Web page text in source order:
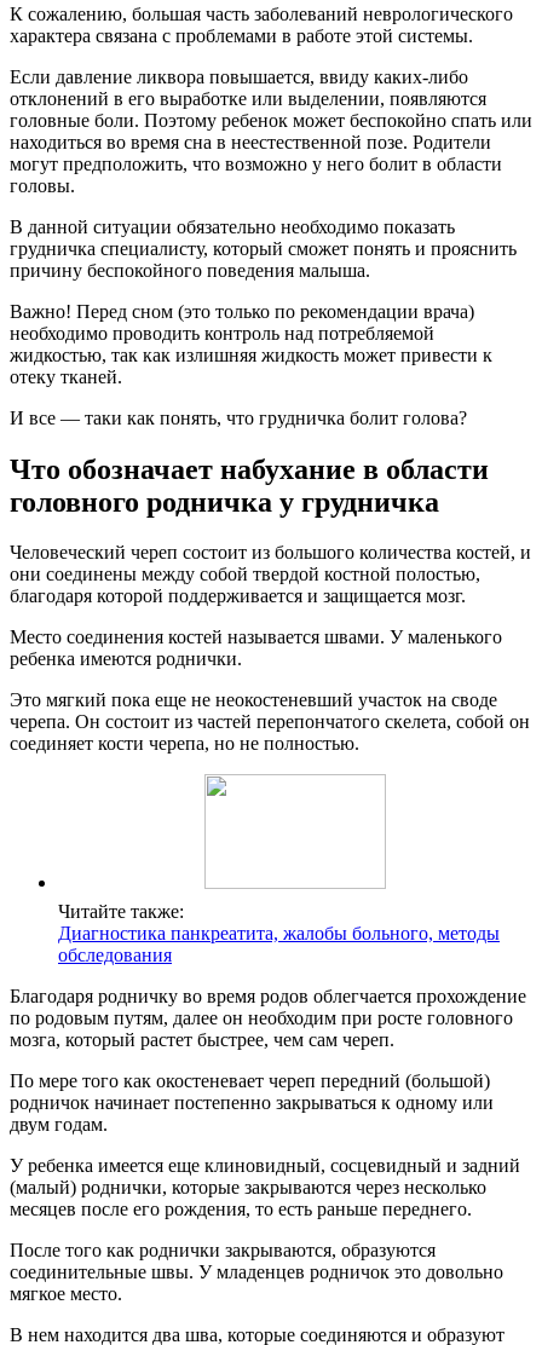
К сожалению, большая часть заболеваний неврологического
характера связана с проблемами в работе этой системы.
Если давление ликвора повышается, ввиду каких-либо
отклонений в его выработке или выделении, появляются
головные боли. Поэтому ребенок может беспокойно спать или
находиться во время сна в неестественной позе. Родители
могут предположить, что возможно у него болит в области
головы.
В данной ситуации обязательно необходимо показать
грудничка специалисту, который сможет понять и прояснить
причину беспокойного поведения малыша.
Важно! Перед сном (это только по рекомендации врача)
необходимо проводить контроль над потребляемой
жидкостью, так как излишняя жидкость может привести к
отеку тканей.
И все — таки как понять, что грудничка болит голова?
Что обозначает набухание в области
головного родничка у грудничка
Человеческий череп состоит из большого количества костей, и
они соединены между собой твердой костной полостью,
благодаря которой поддерживается и защищается мозг.
Место соединения костей называется швами. У маленького
ребенка имеются роднички.
Это мягкий пока еще не неокостеневший участок на своде
черепа. Он состоит из частей перепончатого скелета, собой он
соединяет кости черепа, но не полностью.
Читайте также:
Диагностика панкреатита, жалобы больного, методы
обследования
Благодаря родничку во время родов облегчается прохождение
по родовым путям, далее он необходим при росте головного
мозга, который растет быстрее, чем сам череп.
По мере того как окостеневает череп передний (большой)
родничок начинает постепенно закрываться к одному или
двум годам.
У ребенка имеется еще клиновидный, сосцевидный и задний
(малый) роднички, которые закрываются через несколько
месяцев после его рождения, то есть раньше переднего.
После того как роднички закрываются, образуются
соединительные швы. У младенцев родничок это довольно
мягкое место.
В нем находится два шва, которые соединяются и образуют